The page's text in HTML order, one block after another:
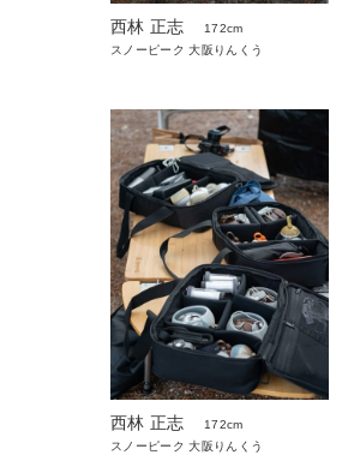
西林 正志
172cm
スノーピーク 大阪りんくう
西林 正志
172cm
スノーピーク 大阪りんくう